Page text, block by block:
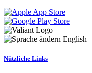
English
Nützliche Links